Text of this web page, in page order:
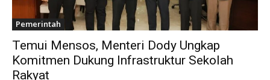
Pemerintah
Temui Mensos, Menteri Dody Ungkap
Komitmen Dukung Infrastruktur Sekolah
Rakyat